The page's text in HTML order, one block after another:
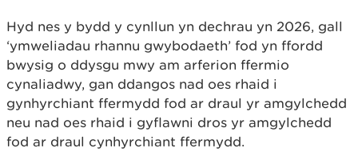
Hyd nes y bydd y cynllun yn dechrau yn 2026, gall
‘ymweliadau rhannu gwybodaeth’ fod yn ffordd
bwysig o ddysgu mwy am arferion ffermio
cynaliadwy, gan ddangos nad oes rhaid i
gynhyrchiant ffermydd fod ar draul yr amgylchedd
neu nad oes rhaid i gyflawni dros yr amgylchedd
fod ar draul cynhyrchiant ffermydd.